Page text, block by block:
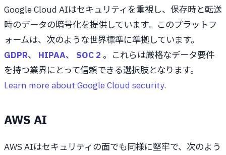
Google Cloud AIはセキュリティを重視し、保存時と転送
時のデータの暗号化を提供しています。このプラットフ
ォームは、次のような世界標準に準拠しています。
GDPR、 HIPAA、 SOC 2 。これらは厳格なデータ要件
を持つ業界にとって信頼できる選択肢となります。
Learn more about Google Cloud security.
AWS AI
AWS AIはセキュリティの面でも同様に堅牢で、次のよう